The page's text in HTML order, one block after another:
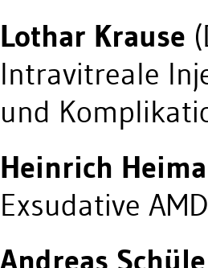
Lothar Krause
Intravitreale
und
Heinrich
Exsudative
Andreas